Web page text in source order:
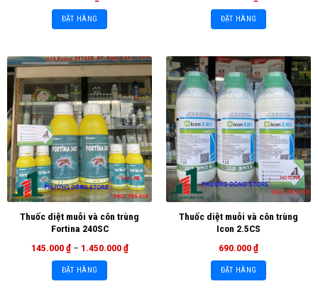
ĐẶT HÀNG ĐẶT HÀNG
Thuốc diệt muỗi và côn trùng
Fortina 240SC
145.000₫ – 1.450.000₫
ĐẶT HÀNG
Thuốc diệt muỗi và côn trùng
Icon 2.5CS
690.000₫
ĐẶT HÀNG